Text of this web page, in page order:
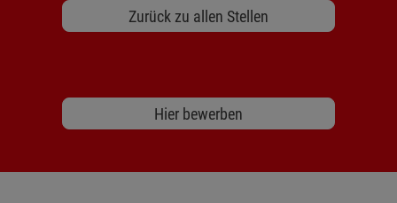
Zurück zu allen Stellen
Hier bewerben